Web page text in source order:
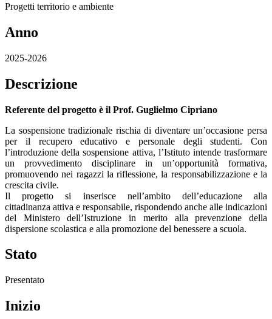
Progetti territorio e ambiente
Anno
2025-2026
Descrizione
Referente del progetto è il Prof. Guglielmo Cipriano
La sospensione tradizionale rischia di diventare un’occasione persa
per il recupero educativo e personale degli studenti. Con
l’introduzione della sospensione attiva, l’Istituto intende trasformare
un provvedimento disciplinare in un’opportunità formativa,
promuovendo nei ragazzi la riflessione, la responsabilizzazione e la
crescita civile.
Il progetto si inserisce nell’ambito dell’educazione alla
cittadinanza attiva e responsabile, rispondendo anche alle indicazioni
del Ministero dell’Istruzione in merito alla prevenzione della
dispersione scolastica e alla promozione del benessere a scuola.
Stato
Presentato
Inizio